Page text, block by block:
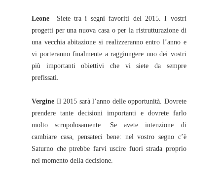
Leone Siete tra i segni favoriti del 2015. I vostri
progetti per una nuova casa o per la ristrutturazione di
una vecchia abitazione si realizzeranno entro l’anno e
vi porteranno finalmente a raggiungere uno dei vostri
più importanti obiettivi che vi siete da sempre
prefissati.
Vergine Il 2015 sarà l’anno delle opportunità. Dovrete
prendere tante decisioni importanti e dovrete farlo
molto scrupolosamente. Se avete intenzione di
cambiare casa, pensateci bene: nel vostro segno c’è
Saturno che ptrebbe farvi uscire fuori strada proprio
nel momento della decisione.